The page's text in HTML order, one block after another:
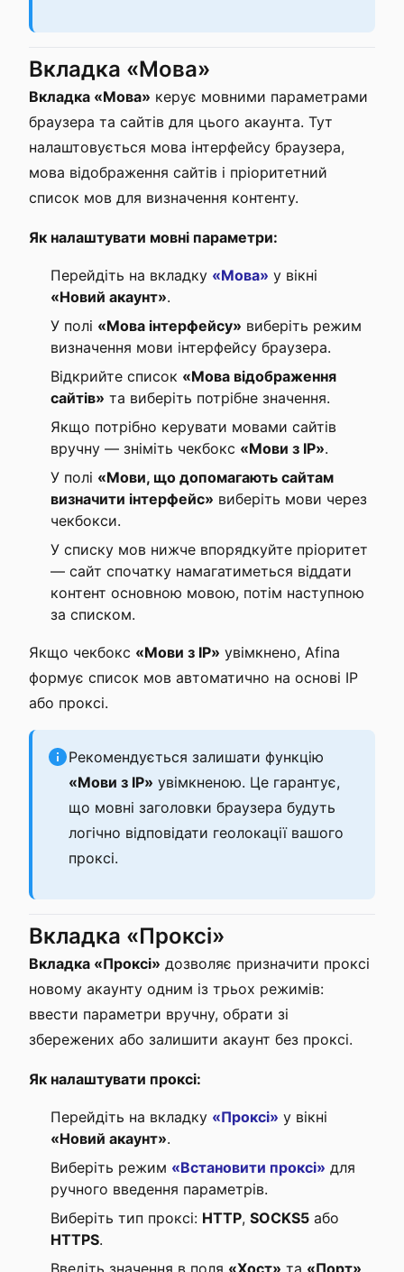
Вкладка «Мова»
Вкладка «Мова» керує мовними параметрами
браузера та сайтів для цього акаунта. Тут
налаштовується мова інтерфейсу браузера,
мова відображення сайтів і пріоритетний
список мов для визначення контенту.
Як налаштувати мовні параметри:
Перейдіть на вкладку «Мова» у вікні
«Новий акаунт».
У полі «Мова інтерфейсу» виберіть режим
визначення мови інтерфейсу браузера.
Відкрийте список «Мова відображення
сайтів» та виберіть потрібне значення.
Якщо потрібно керувати мовами сайтів
вручну — зніміть чекбокс «Мови з IP».
У полі «Мови, що допомагають сайтам
визначити інтерфейс» виберіть мови через
чекбокси.
У списку мов нижче впорядкуйте пріоритет
— сайт спочатку намагатиметься віддати
контент основною мовою, потім наступною
за списком.
Якщо чекбокс «Мови з IP» увімкнено, Afina
формує список мов автоматично на основі IP
або проксі.
Рекомендується залишати функцію
«Мови з IP» увімкненою. Це гарантує,
що мовні заголовки браузера будуть
логічно відповідати геолокації вашого
проксі.
Вкладка «Проксі»
Вкладка «Проксі» дозволяє призначити проксі
новому акаунту одним із трьох режимів:
ввести параметри вручну, обрати зі
збережених або залишити акаунт без проксі.
Як налаштувати проксі:
Перейдіть на вкладку «Проксі» у вікні
«Новий акаунт».
Виберіть режим «Встановити проксі» для
ручного введення параметрів.
Виберіть тип проксі: HTTP, SOCKS5 або
HTTPS.
Введіть значення в поля «Хост» та «Порт»